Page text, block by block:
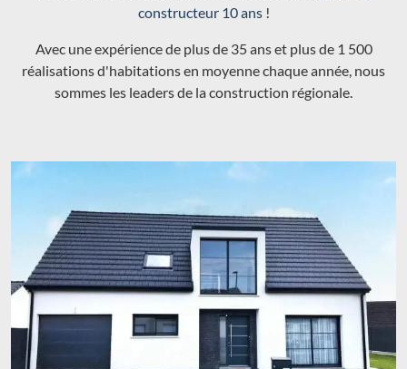
constructeur 10 ans!
Avec une expérience de plus de 35 ans et plus de 1 500
réalisations d'habitations en moyenne chaque année, nous
sommes les leaders de la construction régionale.